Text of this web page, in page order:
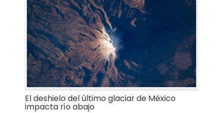
El deshielo del último glaciar de México
impacta río abajo